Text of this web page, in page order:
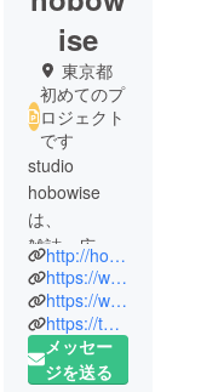
ise
東京都
初めてのプ
ロジェクト
です
studio
hobowise
は、
雑誌・広
告・Webな
どのデザイ
ン、イラス
ト製作、写
真撮影を
http://hobowise.com/
https://www.facebook.com/hobowise
https://www.facebook.com/hobocollection
https://twitter.com/hobo_collection
メッセー
ジを送る